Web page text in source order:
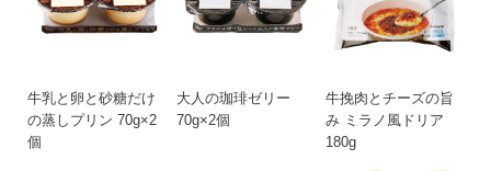
牛乳と卵と砂糖だけ
の蒸しプリン 70g×2
個
大人の珈琲ゼリー
70g×2個
牛挽肉とチーズの旨
み ミラノ風ドリア
180g